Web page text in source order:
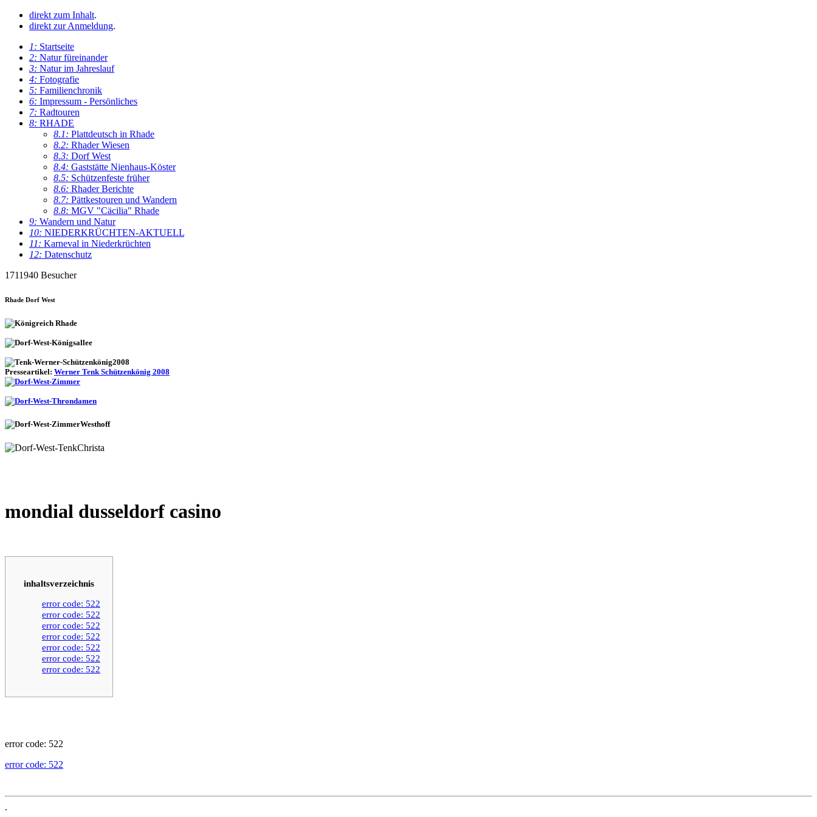
direkt zum Inhalt.
direkt zur Anmeldung.
1: Startseite
2: Natur füreinander
3: Natur im Jahreslauf
4: Fotografie
5: Familienchronik
6: Impressum - Persönliches
7: Radtouren
8: RHADE
8.1: Plattdeutsch in Rhade
8.2: Rhader Wiesen
8.3: Dorf West
8.4: Gaststätte Nienhaus-Köster
8.5: Schützenfeste früher
8.6: Rhader Berichte
8.7: Pättkestouren und Wandern
8.8: MGV "Cäcilia" Rhade
9: Wandern und Natur
10: NIEDERKRÜCHTEN-AKTUELL
11: Karneval in Niederkrüchten
12: Datenschutz
1711940 Besucher
Rhade Dorf West
Presseartikel: Werner Tenk Schützenkönig 2008
mondial dusseldorf casino
inhaltsverzeichnis
error code: 522
error code: 522
error code: 522
error code: 522
error code: 522
error code: 522
error code: 522
error code: 522
error code: 522
.